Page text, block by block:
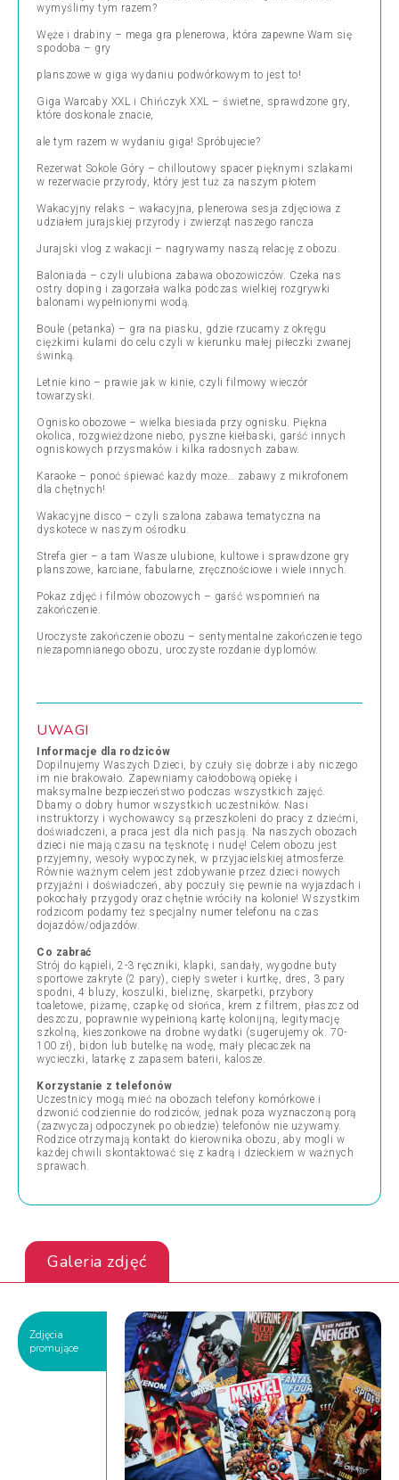
wymyślimy tym razem?
Węże i drabiny – mega gra plenerowa, która zapewne Wam się
spodoba – gry
planszowe w giga wydaniu podwórkowym to jest to!
Giga Warcaby XXL i Chińczyk XXL – świetne, sprawdzone gry,
które doskonale znacie,
ale tym razem w wydaniu giga! Spróbujecie?
Rezerwat Sokole Góry – chilloutowy spacer pięknymi szlakami
w rezerwacie przyrody, który jest tuż za naszym płotem
Wakacyjny relaks – wakacyjna, plenerowa sesja zdjęciowa z
udziałem jurajskiej przyrody i zwierząt naszego rancza
Jurajski vlog z wakacji – nagrywamy naszą relację z obozu.
Baloniada – czyli ulubiona zabawa obozowiczów. Czeka nas
ostry doping i zagorzała walka podczas wielkiej rozgrywki
balonami wypełnionymi wodą.
Boule (petanka) – gra na piasku, gdzie rzucamy z okręgu
ciężkimi kulami do celu czyli w kierunku małej piłeczki zwanej
świnką.
Letnie kino – prawie jak w kinie, czyli filmowy wieczór
towarzyski.
Ognisko obozowe – wielka biesiada przy ognisku. Piękna
okolica, rozgwieżdżone niebo, pyszne kiełbaski, garść innych
ogniskowych przysmaków i kilka radosnych zabaw.
Karaoke – ponoć śpiewać każdy może… zabawy z mikrofonem
dla chętnych!
Wakacyjne disco – czyli szalona zabawa tematyczna na
dyskotece w naszym ośrodku.
Strefa gier – a tam Wasze ulubione, kultowe i sprawdzone gry
planszowe, karciane, fabularne, zręcznościowe i wiele innych.
Pokaz zdjęć i filmów obozowych – garść wspomnień na
zakończenie.
Uroczyste zakończenie obozu – sentymentalne zakończenie tego
niezapomnianego obozu, uroczyste rozdanie dyplomów.
UWAGI
Informacje dla rodziców
Dopilnujemy Waszych Dzieci, by czuły się dobrze i aby niczego
im nie brakowało. Zapewniamy całodobową opiekę i
maksymalne bezpieczeństwo podczas wszystkich zajęć.
Dbamy o dobry humor wszystkich uczestników. Nasi
instruktorzy i wychowawcy są przeszkoleni do pracy z dziećmi,
doświadczeni, a praca jest dla nich pasją. Na naszych obozach
dzieci nie mają czasu na tęsknotę i nudę! Celem obozu jest
przyjemny, wesoły wypoczynek, w przyjacielskiej atmosferze.
Równie ważnym celem jest zdobywanie przez dzieci nowych
przyjaźni i doświadczeń, aby poczuły się pewnie na wyjazdach i
pokochały przygody oraz chętnie wróciły na kolonie! Wszystkim
rodzicom podamy też specjalny numer telefonu na czas
dojazdów/odjazdów.
Co zabrać
Strój do kąpieli, 2-3 ręczniki, klapki, sandały, wygodne buty
sportowe zakryte (2 pary), ciepły sweter i kurtkę, dres, 3 pary
spodni, 4 bluzy, koszulki, bieliznę, skarpetki, przybory
toaletowe, piżamę, czapkę od słońca, krem z filtrem, płaszcz od
deszczu, poprawnie wypełnioną kartę kolonijną, legitymację
szkolną, kieszonkowe na drobne wydatki (sugerujemy ok. 70-
100 zł), bidon lub butelkę na wodę, mały plecaczek na
wycieczki, latarkę z zapasem baterii, kalosze.
Korzystanie z telefonów
Uczestnicy mogą mieć na obozach telefony komórkowe i
dzwonić codziennie do rodziców, jednak poza wyznaczoną porą
(zazwyczaj odpoczynek po obiedzie) telefonów nie używamy.
Rodzice otrzymają kontakt do kierownika obozu, aby mogli w
każdej chwili skontaktować się z kadrą i dzieckiem w ważnych
sprawach.
Galeria zdjęć
Zdjęcia
promujące